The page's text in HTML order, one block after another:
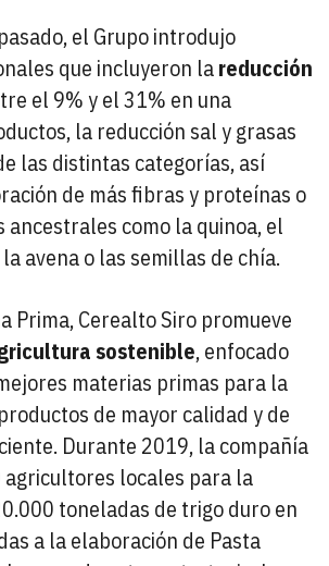
el Grupo introdujo
que incluyeron lareducción
el 9% y el 31% en una
la reducción sal y grasas
las distintas categorías, así
de más fibras y proteínas o
ancestrales como la quinoa, el
avena o las semillas de chía.
Prima, Cerealto Siro promueve
sostenible, enfocado
materias primas para la
de mayor calidad y de
Durante 2019, la compañía
locales para la
toneladas de trigo duro en
a la elaboración de Pasta